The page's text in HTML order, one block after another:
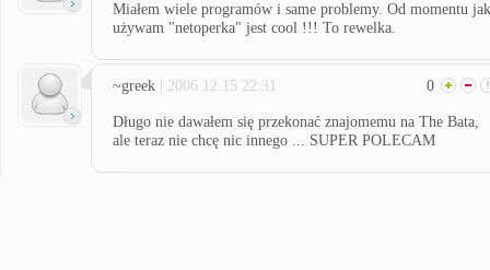
Miałem wiele programów i same problemy. Od momentu jak
używam "netoperka" jest cool !!! To rewelka.
~greek | 2006.12.15 22:31 0
Długo nie dawałem się przekonać znajomemu na The Bata,
ale teraz nie chcę nic innego ... SUPER POLECAM